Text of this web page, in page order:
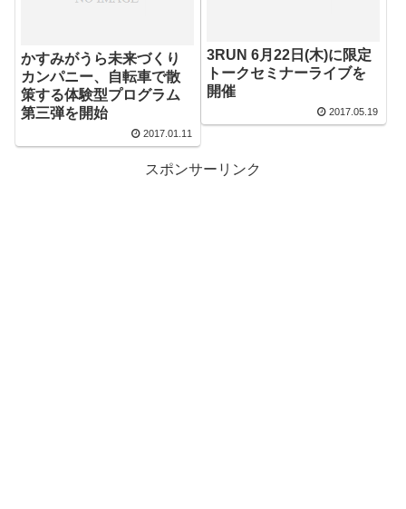
3RUN 6月22日(木)に限定
トークセミナーライブを
開催
2017.05.19
かすみがうら未来づくり
カンパニー、自転車で散
策する体験型プログラム
第三弾を開始
2017.01.11
スポンサーリンク